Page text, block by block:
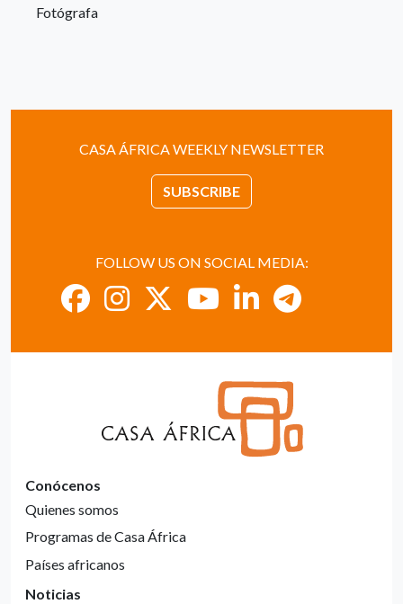
Fotógrafa
CASA ÁFRICA WEEKLY NEWSLETTER
SUBSCRIBE
FOLLOW US ON SOCIAL MEDIA:
Conócenos
Quienes somos
Programas de Casa África
Países africanos
Noticias